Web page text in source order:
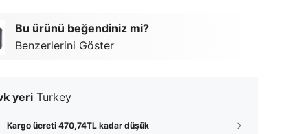
Bu ürünü beğendiniz mi?
Benzerlerini Göster
yeri Turkey
Kargo ücreti 470,74TL kadar düşük